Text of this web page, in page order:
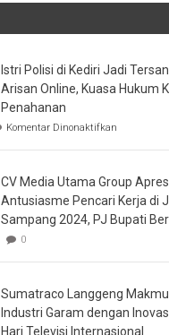
Istri Polisi di Kediri Jadi
Arisan Online, Kuasa Hukum
Penahanan
Komentar Dinonaktifkanpada
Polisi
Kediri
Jadi
Tersangka
Penipuan
Kuasa
Korban
Desak
Penahanan
CV Media Utama Group
Antusiasme Pencari Kerja di
Sampang 2024, PJ Bupati
0
Sumatraco Langgeng
Industri Garam dengan
Hari Televisi Internasional